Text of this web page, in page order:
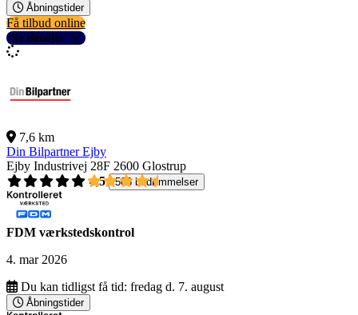
Åbningstider
Få tilbud online
Se detaljer
7,6 km
Din Bilpartner Ejby
Ejby Industrivej 28F 2600 Glostrup
4,5
503 bedømmelser
FDM værkstedskontrol
4. mar 2026
Du kan tidligst få tid: fredag d. 7. august
Åbningstider